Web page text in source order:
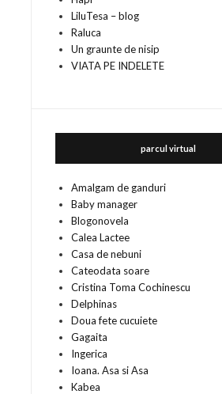
LiluTesa – blog
Raluca
Un graunte de nisip
VIATA PE INDELETE
parcul virtual
Amalgam de ganduri
Baby manager
Blogonovela
Calea Lactee
Casa de nebuni
Cateodata soare
Cristina Toma Cochinescu
Delphinas
Doua fete cucuiete
Gagaita
Ingerica
Ioana. Asa si Asa
Kabea